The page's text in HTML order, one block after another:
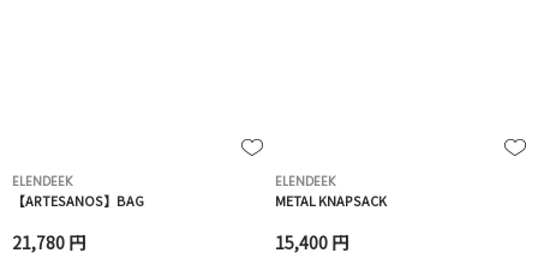
ELENDEEK
【ARTESANOS】BAG
21,780 円
ELENDEEK
METAL KNAPSACK
15,400 円